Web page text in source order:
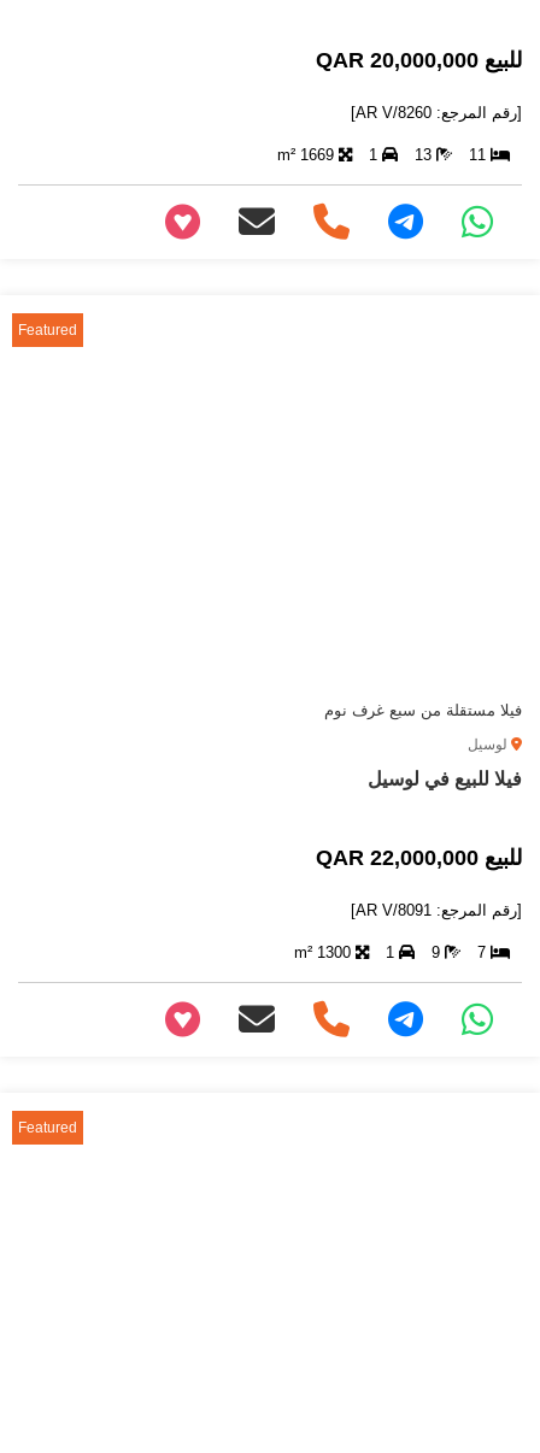
للبيع 20,000,000 QAR
[رقم المرجع: AR V/8260]
11
13
1
1669 m²
Featured
فيلا مستقلة من سبع غرف نوم
لوسيل
فيلا للبيع في لوسيل
للبيع 22,000,000 QAR
[رقم المرجع: AR V/8091]
7
9
1
1300 m²
Featured